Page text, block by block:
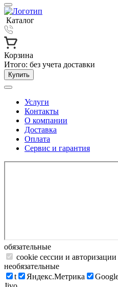
Каталог
Корзина
Итого: без учета доставки
Купить
Услуги
Контакты
О компании
Доставка
Оплата
Сервис и гарантия
обязательные
cookie сессии и авторизации
необязательные
t
Яндекс.Метрика